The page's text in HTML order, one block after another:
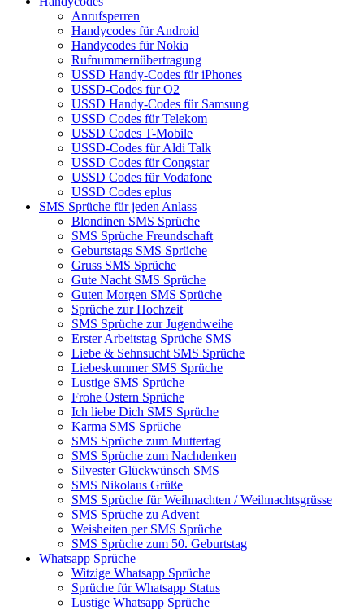
Anrufsperren
Handycodes für Android
Handycodes für Nokia
Rufnummernübertragung
USSD Handy-Codes für iPhones
USSD-Codes für O2
USSD Handy-Codes für Samsung
USSD Codes für Telekom
USSD Codes T-Mobile
USSD-Codes für Aldi Talk
USSD Codes für Congstar
USSD Codes für Vodafone
USSD Codes eplus
SMS Sprüche für jeden Anlass
Blondinen SMS Sprüche
SMS Sprüche Freundschaft
Geburtstags SMS Sprüche
Gruss SMS Sprüche
Gute Nacht SMS Sprüche
Guten Morgen SMS Sprüche
Sprüche zur Hochzeit
SMS Sprüche zur Jugendweihe
Erster Arbeitstag Sprüche SMS
Liebe & Sehnsucht SMS Sprüche
Liebeskummer SMS Sprüche
Lustige SMS Sprüche
Frohe Ostern Sprüche
Ich liebe Dich SMS Sprüche
Karma SMS Sprüche
SMS Sprüche zum Muttertag
SMS Sprüche zum Nachdenken
Silvester Glückwünsch SMS
SMS Nikolaus Grüße
SMS Sprüche für Weihnachten / Weihnachtsgrüsse
SMS Sprüche zu Advent
Weisheiten per SMS Sprüche
SMS Sprüche zum 50. Geburtstag
Whatsapp Sprüche
Witzige Whatsapp Sprüche
Sprüche für Whatsapp Status
Lustige Whatsapp Sprüche